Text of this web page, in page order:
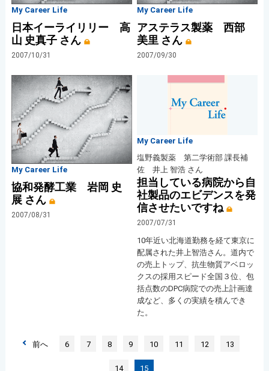
My Career Life
日本イーライリリー 高
山 史真子 さん
2007/10/31
My Career Life
アステラス製薬 西部
美里 さん
2007/09/30
My Career Life
協和発酵工業 岩岡 史
展 さん
2007/08/31
My Career Life
塩野義製薬 第二学術部 課長補
佐 井上 智浩 さん
担当している病院から自
社製品のエビデンスを発
信させたいですね
2007/07/31
10年近い北海道勤務を経て東京に
配属された井上智浩さん。道内で
の売上トップ、抗生物質アベロッ
クスの採用スピード全国３位、包
括点数のDPC病院での売上計画達
成など、多くの実績を積んでき
た。
前へ 6 7 8 9 10 11 12 13
14 15